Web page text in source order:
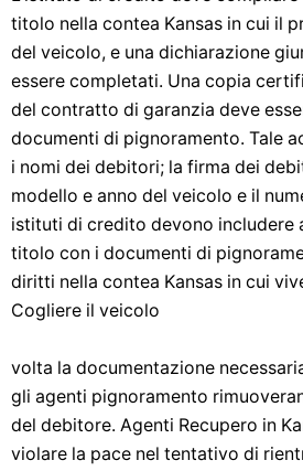
titolo nella contea Kansas in cui il
del veicolo, e una dichiarazione
essere completati. Una copia
del contratto di garanzia deve
documenti di pignoramento. Tale
i nomi dei debitori; la firma dei
modello e anno del veicolo e il
istituti di credito devono includere
titolo con i documenti di
diritti nella contea Kansas in cui
Cogliere il veicolo
volta la documentazione
gli agenti pignoramento
del debitore. Agenti Recupero in
violare la pace nel tentativo di